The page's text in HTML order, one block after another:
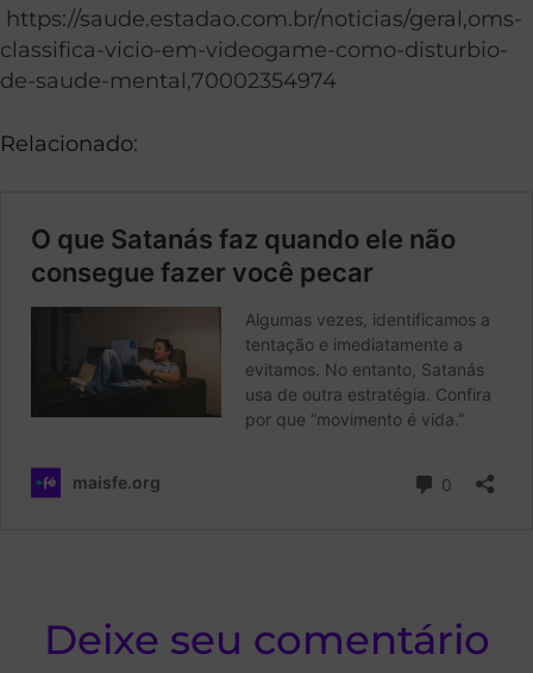
https://saude.estadao.com.br/noticias/geral,oms-
classifica-vicio-em-videogame-como-disturbio-
de-saude-mental,70002354974
Relacionado:
Deixe seu comentário